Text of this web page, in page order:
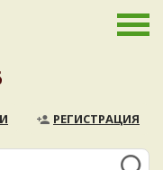
РЕГИСТРАЦИЯ